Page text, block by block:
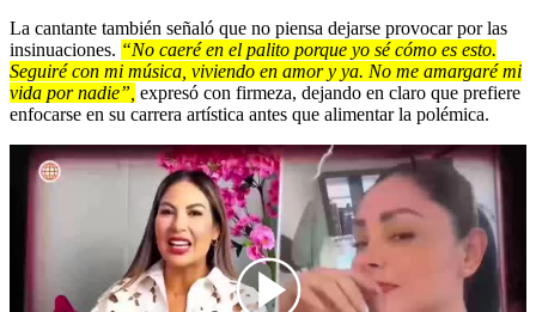
La cantante también señaló que no piensa dejarse provocar por las
insinuaciones. “No caeré en el palito porque yo sé cómo es esto.
Seguiré con mi música, viviendo en amor y ya. No me amargaré mi
vida por nadie”, expresó con firmeza, dejando en claro que prefiere
enfocarse en su carrera artística antes que alimentar la polémica.